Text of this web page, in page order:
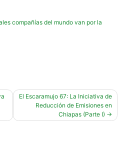
compañías del mundo van por la
El Escaramujo 67: La Iniciativa de
Reducción de Emisiones en
Chiapas (Parte I)